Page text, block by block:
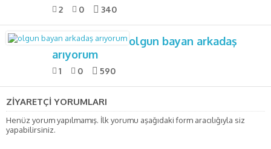
2 0 340
olgun bayan arkadaş
arıyorum
1 0 590
ZİYARETÇİ YORUMLARI
Henüz yorum yapılmamış. İlk yorumu aşağıdaki form aracılığıyla siz
yapabilirsiniz.